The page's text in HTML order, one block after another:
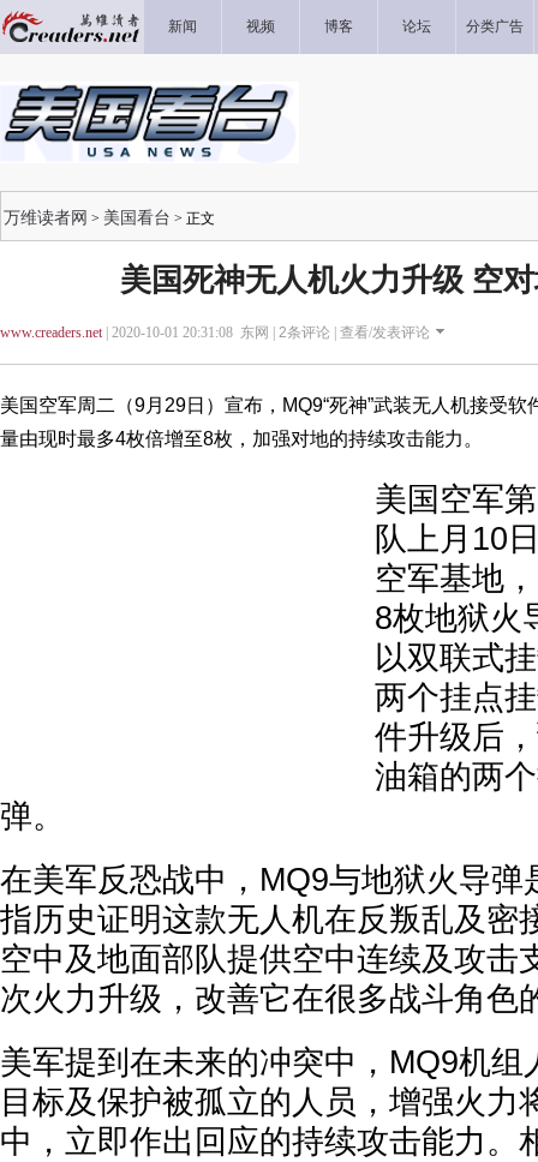
新闻 视频 博客 论坛 分类广告
万维读者网 > 美国看台 > 正文
美国死神无人机火力升级 空
www.creaders.net| 2020-10-01 20:31:08 东网 | 2条评论 | 查看/发表评论
美国空军周二（9月29日）宣布，MQ9“死神”武装无人机接受
量由现时最多4枚倍增至8枚，加强对地的持续攻击能力。
美国空军
队上月10
空军基地
8枚地狱火
以双联式
两个挂点
件升级后
油箱的两
弹。
在美军反恐战中，MQ9与地狱火导弹
指历史证明这款无人机在反叛乱及密
空中及地面部队提供空中连续及攻击
次火力升级，改善它在很多战斗角色
美军提到在未来的冲突中，MQ9机组
目标及保护被孤立的人员，增强火力
中，立即作出回应的持续攻击能力。